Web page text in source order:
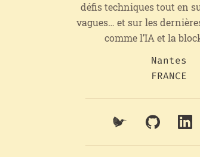
défis techniques tout en
vagues… et sur les
comme l’IA et la
Nantes
FRANCE